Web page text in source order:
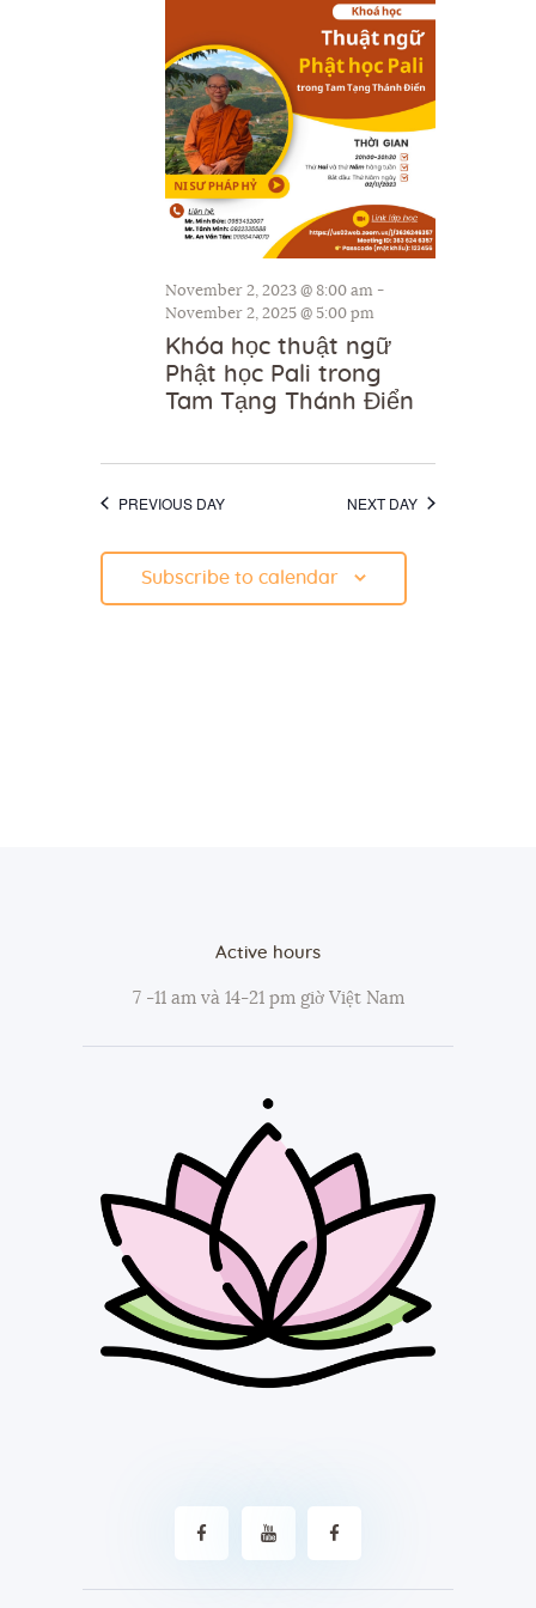
d
V
i
e
w
s
N
a
v
i
g
i
o
i
o
n
November 2, 2023 @ 8:00 am -
November 2, 2025 @ 5:00 pm
Khóa học thuật ngữ
Phật học Pali trong
Tam Tạng Thánh Điển
PREVIOUS DAY NEXT DAY
Subscribe to calendar
Active hours
7 -11 am và 14-21 pm giờ Việt Nam